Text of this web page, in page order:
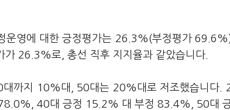
운영에 대한 긍정평가는 26.3%(부정평가
가 26.3%로, 총선 직후 지지율과 같았습니다.
대까지 10%대, 50대는 20%대로 저조했습니다.
40대 긍정 15.2% 대 부정 83.4%, 50대